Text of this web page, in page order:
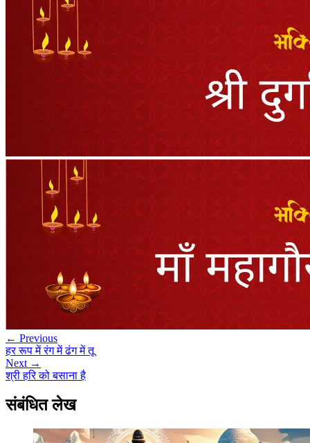
← Previous
हर रूप में रंग में ढंग में तू
Next →
श्री हरि को बसाना है
संबंधित लेख